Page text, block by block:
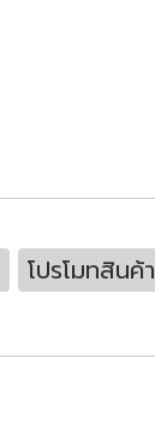
โปรโมทสินค้า